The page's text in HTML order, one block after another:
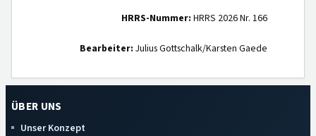
HRRS-Nummer: HRRS 2026 Nr. 166
Bearbeiter: Julius Gottschalk/Karsten Gaede
ÜBER UNS
Unser Konzept